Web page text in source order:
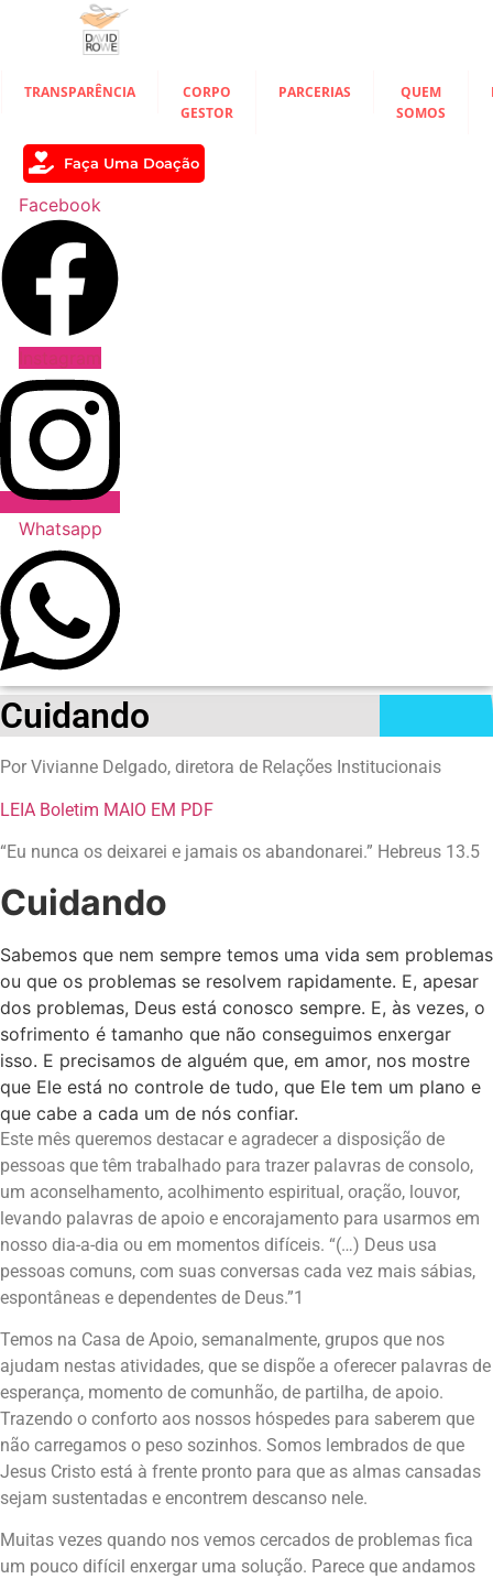
conteúdo
TRANSPARÊNCIA
CORPO
GESTOR
PARCERIAS
QUEM
SOMOS
Faça Uma Doação
Facebook
Whatsapp
Cuidando
Por Vivianne Delgado, diretora de Relações Institucionais
LEIA Boletim MAIO EM PDF
“Eu nunca os deixarei e jamais os abandonarei.” Hebreus 13.5
Cuidando
Sabemos que nem sempre temos uma vida sem problemas
ou que os problemas se resolvem rapidamente. E, apesar
dos problemas, Deus está conosco sempre. E, às vezes, o
sofrimento é tamanho que não conseguimos enxergar
isso. E precisamos de alguém que, em amor, nos mostre
que Ele está no controle de tudo, que Ele tem um plano e
que cabe a cada um de nós confiar.
Este mês queremos destacar e agradecer a disposição de
pessoas que têm trabalhado para trazer palavras de consolo,
um aconselhamento, acolhimento espiritual, oração, louvor,
levando palavras de apoio e encorajamento para usarmos em
nosso dia-a-dia ou em momentos difíceis. “(…) Deus usa
pessoas comuns, com suas conversas cada vez mais sábias,
espontâneas e dependentes de Deus.”1
Temos na Casa de Apoio, semanalmente, grupos que nos
ajudam nestas atividades, que se dispõe a oferecer palavras de
esperança, momento de comunhão, de partilha, de apoio.
Trazendo o conforto aos nossos hóspedes para saberem que
não carregamos o peso sozinhos. Somos lembrados de que
Jesus Cristo está à frente pronto para que as almas cansadas
sejam sustentadas e encontrem descanso nele.
Muitas vezes quando nos vemos cercados de problemas fica
um pouco difícil enxergar uma solução. Parece que andamos